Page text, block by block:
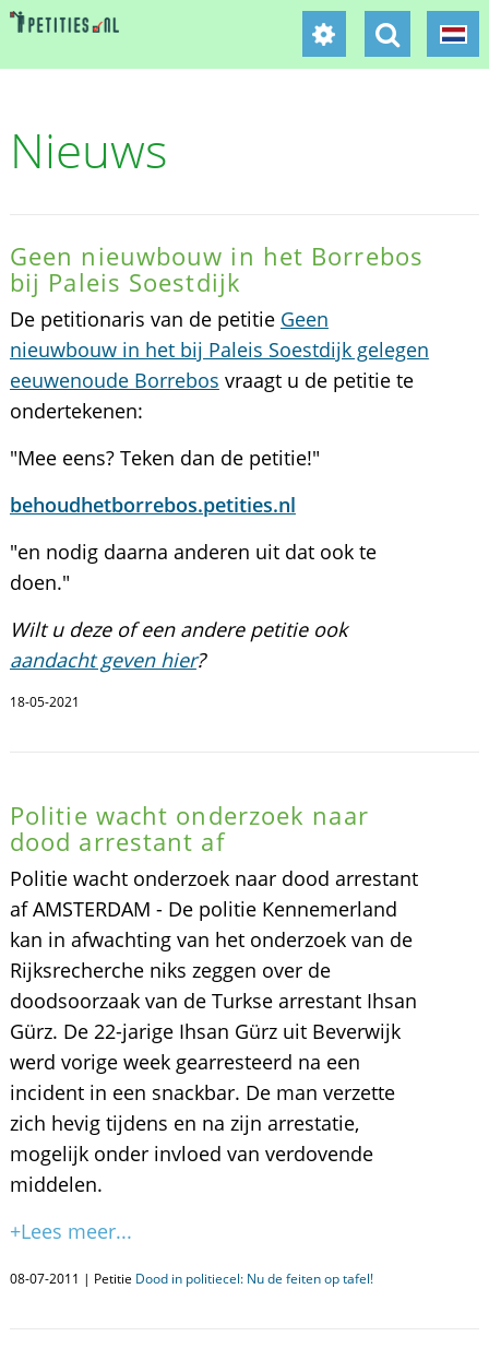
Nieuws
Geen nieuwbouw in het Borrebos
bij Paleis Soestdijk
De petitionaris van de petitie Geen
nieuwbouw in het bij Paleis Soestdijk gelegen
eeuwenoude Borrebos vraagt u de petitie te
ondertekenen:
"Mee eens? Teken dan de petitie!"
behoudhetborrebos.petities.nl
"en nodig daarna anderen uit dat ook te
doen."
Wilt u deze of een andere petitie ook
aandacht geven hier?
18-05-2021
Politie wacht onderzoek naar
dood arrestant af
Politie wacht onderzoek naar dood arrestant
af AMSTERDAM - De politie Kennemerland
kan in afwachting van het onderzoek van de
Rijksrecherche niks zeggen over de
doodsoorzaak van de Turkse arrestant Ihsan
Gürz. De 22-jarige Ihsan Gürz uit Beverwijk
werd vorige week gearresteerd na een
incident in een snackbar. De man verzette
zich hevig tijdens en na zijn arrestatie,
mogelijk onder invloed van verdovende
middelen.
+Lees meer...
08-07-2011 | Petitie Dood in politiecel: Nu de feiten op tafel!